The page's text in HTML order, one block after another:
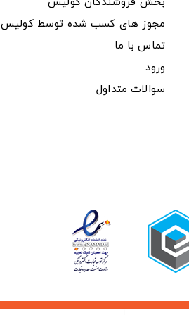
مجوز های کسب شده توسط کولیس
تماس با ما
ورود
سوالات متداول